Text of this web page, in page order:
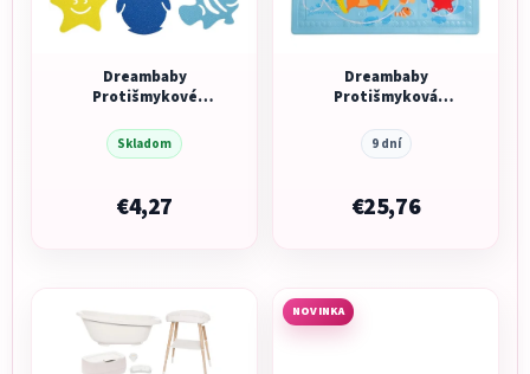
Dreambaby
Protišmykové
10ks
Skladom
€4,27
Dreambaby
Protišmyková
senzorom
9 dní
€25,76
NOVINKA